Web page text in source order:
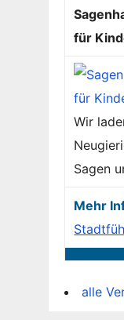
für
Wir
Sagen
Mehr
alle